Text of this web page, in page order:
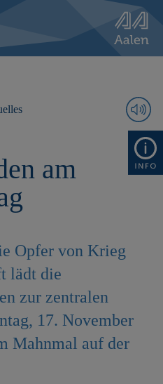
am
Opfer von Krieg
lädt die
zur zentralen
17. November
Mahnmal auf der